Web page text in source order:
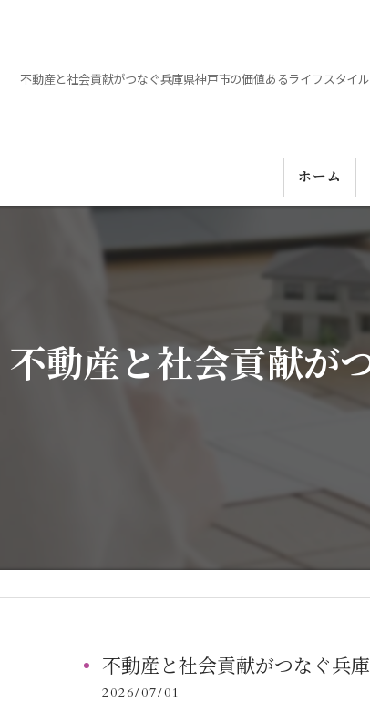
不動産と社会貢献がつなぐ兵庫県神戸市の価値あるライフスタイ
ホーム
不動産と社会貢献が
不動産と社会貢献がつなぐ兵
2026/07/01